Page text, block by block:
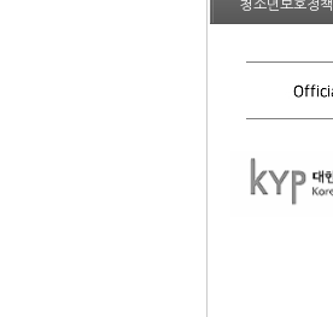
청소년보호정책